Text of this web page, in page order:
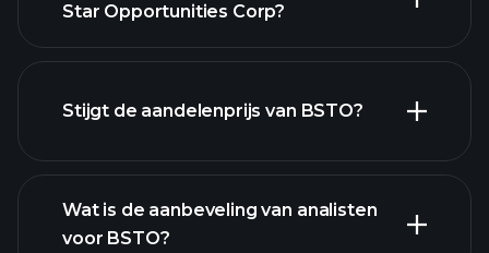
geavanceerde grafiek
Star Opportunities Corp?
Stijgt de aandelenprijs van BSTO?
Wat is de aanbeveling van analisten
voor BSTO?